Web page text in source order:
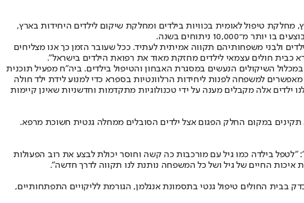
ילדים הגדולה בארץ, מחלקת טיפול לאומית בכוויות בילדים ומחלקת שיקום לילדים היחידות בארץ,
ולבני משפחותיהם תקווה אמיתית לעתיד. ככל שעובר הזמן כך אנו מצליחים
כבית חולים עצמאי לילדים מחזקת מאוד את רפואת הילדים בישראל".
השיקולים הנעשים במסגרת האבחון והטיפול בילדים. ביה"ח מפעיל תוכנית
למשפחה לפנות ליחידות הרלוונטיות בספרא כדי למנוע לידת ילד חולה
ילדים אלה מקבלים מענה על ידי טכנולוגיות מתקדמות וחדשניות שאינן קיימות
תקינים במקום החלק הפגום אצל ילדים הסובלים ממחלה גנטית חשוכת מרפא.
ממעלה החמישה. אביה, איתן, אומר ל"ישראל היום": "לטפל בילדה כמו גיל עם מורכבות כה קשה וחוסר יכולת לבצע את רוב הפעולות
החיים של גיל ושל כל המשפחה נותנת לנו תקווה לדרך חדשה".
בבית החולים טיפול גנטי בתסמונת אנגלמן, הגורמת לליקויים התפתחותיים,